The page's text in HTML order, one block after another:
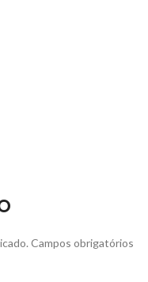
Campos obrigatórios